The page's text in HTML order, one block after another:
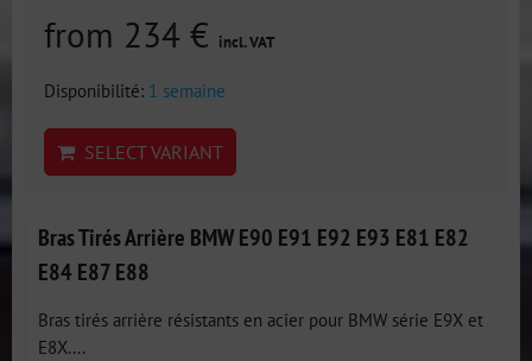
from 234 € incl. VAT
Disponibilité: 1 semaine
SELECT VARIANT
Bras Tirés Arrière BMW E90 E91 E92 E93 E81 E82
E84 E87 E88
Bras tirés arrière résistants en acier pour BMW série E9X et
E8X....